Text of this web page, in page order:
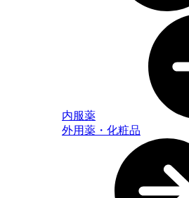
内服薬
外用薬・化粧品